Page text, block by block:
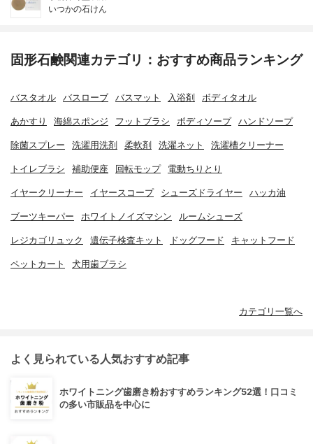
いつかの石けん
固形石鹸関連カテゴリ：おすすめ商品ランキング
バスタオル バスローブ バスマット 入浴剤 ボディタオル
あかすり 海綿スポンジ フットブラシ ボディソープ ハンドソープ
除菌スプレー 洗濯用洗剤 柔軟剤 洗濯ネット 洗濯槽クリーナー
トイレブラシ 補助便座 回転モップ 電動ちりとり
イヤークリーナー イヤースコープ シューズドライヤー ハッカ油
ブーツキーパー ホワイトノイズマシン ルームシューズ
レジカゴリュック 遺伝子検査キット ドッグフード キャットフード
ペットカート 犬用歯ブラシ
カテゴリ一覧へ
よく見られている人気おすすめ記事
ホワイトニング歯磨き粉おすすめランキング52選！口コミ
の多い市販品を中心に